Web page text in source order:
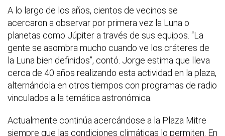
A lo largo de los años, cientos de vecinos se
acercaron a observar por primera vez la Luna o
planetas como Júpiter a través de sus equipos. “La
gente se asombra mucho cuando ve los cráteres de
la Luna bien definidos”, contó. Jorge estima que lleva
cerca de 40 años realizando esta actividad en la plaza,
alternándola en otros tiempos con programas de radio
vinculados a la temática astronómica.
Actualmente continúa acercándose a la Plaza Mitre
siempre que las condiciones climáticas lo permiten. En